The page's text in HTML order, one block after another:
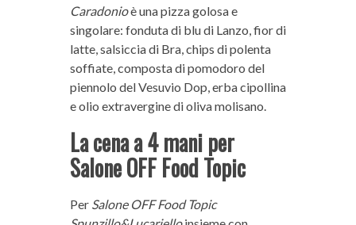
Caradonioè una pizza golosa e
singolare: fonduta di blu di Lanzo, fior di
latte, salsiccia di Bra, chips di polenta
soffiate, composta di pomodoro del
piennolo del Vesuvio Dop, erba cipollina
e olio extravergine di oliva molisano.
La cena a 4 mani per
Salone OFF Food Topic
PerSalone OFF Food Topic